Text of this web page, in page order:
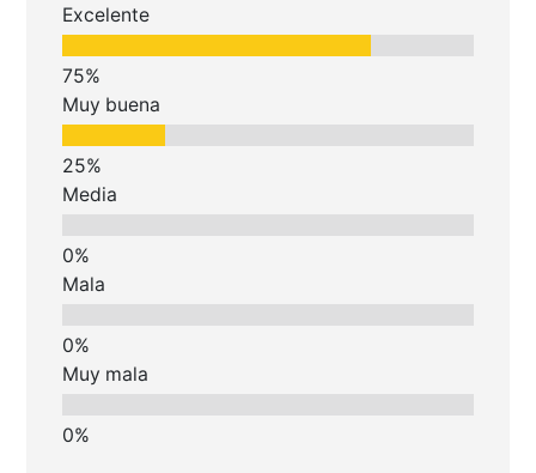
Excelente
Muy buena
Media
Mala
Muy mala